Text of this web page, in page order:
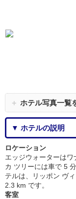
＋ ホテル写真一覧
▼ ホテルの説明
ロケーション
エッジウォーターは
カ ツリーには車で 5
テルは、リッポン ヴ
2.3 km です。
客室